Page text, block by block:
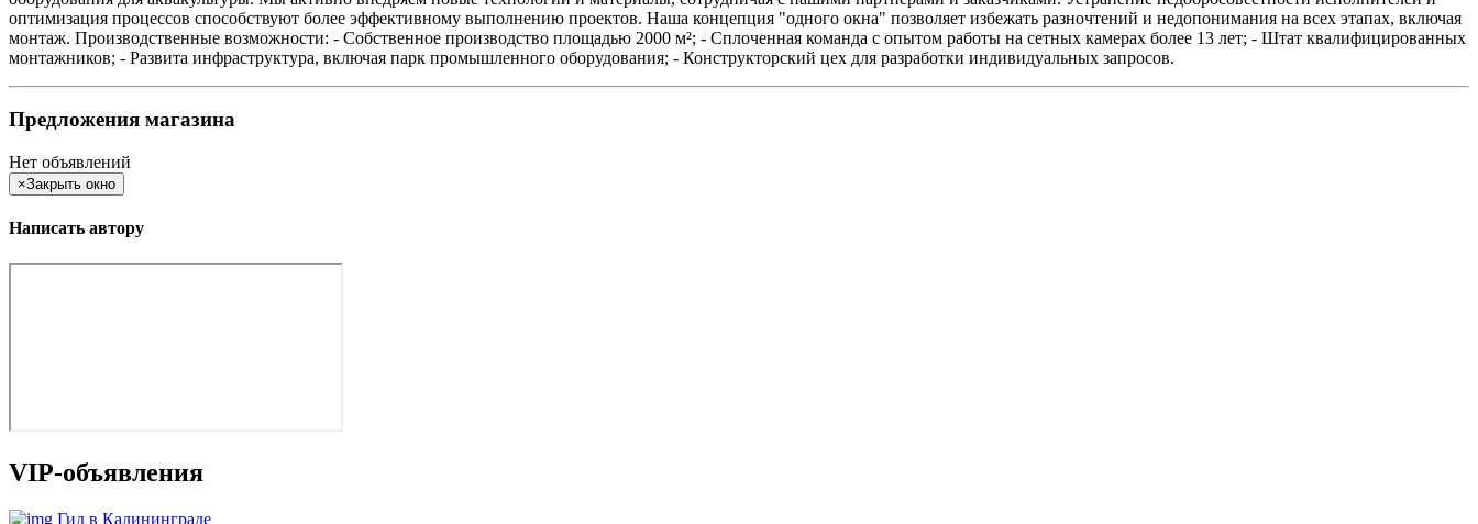
оптимизация процессов способствуют более эффективному выполнению проектов. Наша концепция "одного окна" позволяет избежать разночтений и недопонимания на всех этапах, включая
монтаж. Производственные возможности: - Собственное производство площадью 2000 м²; - Сплоченная команда с опытом работы на сетных камерах более 13 лет; - Штат квалифицированных
монтажников; - Развита инфраструктура, включая парк промышленного оборудования; - Конструкторский цех для разработки индивидуальных запросов.
Предложения магазина
Нет объявлений
×Закрыть окно
Написать автору
VIP-объявления
Гид в Калининграде